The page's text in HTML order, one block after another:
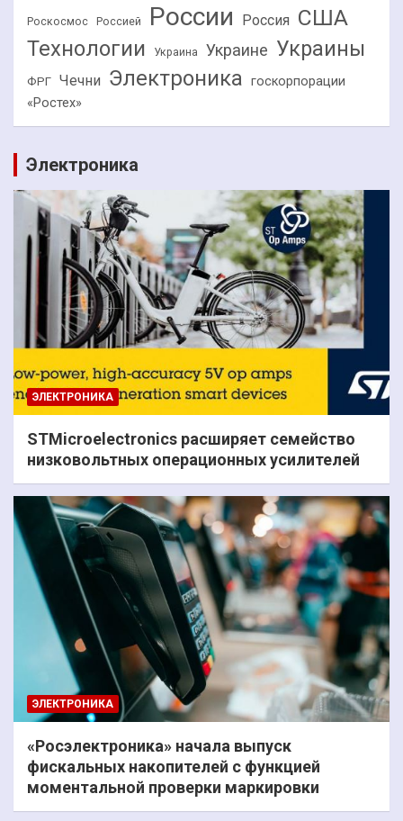
Роскосмос Россией России Россия США
Технологии Украина Украине Украины
ФРГ Чечни Электроника госкорпорации
«Ростех»
Электроника
ЭЛЕКТРОНИКА
STMicroelectronics расширяет семейство
низковольтных операционных усилителей
ЭЛЕКТРОНИКА
«Росэлектроника» начала выпуск
фискальных накопителей с функцией
моментальной проверки маркировки